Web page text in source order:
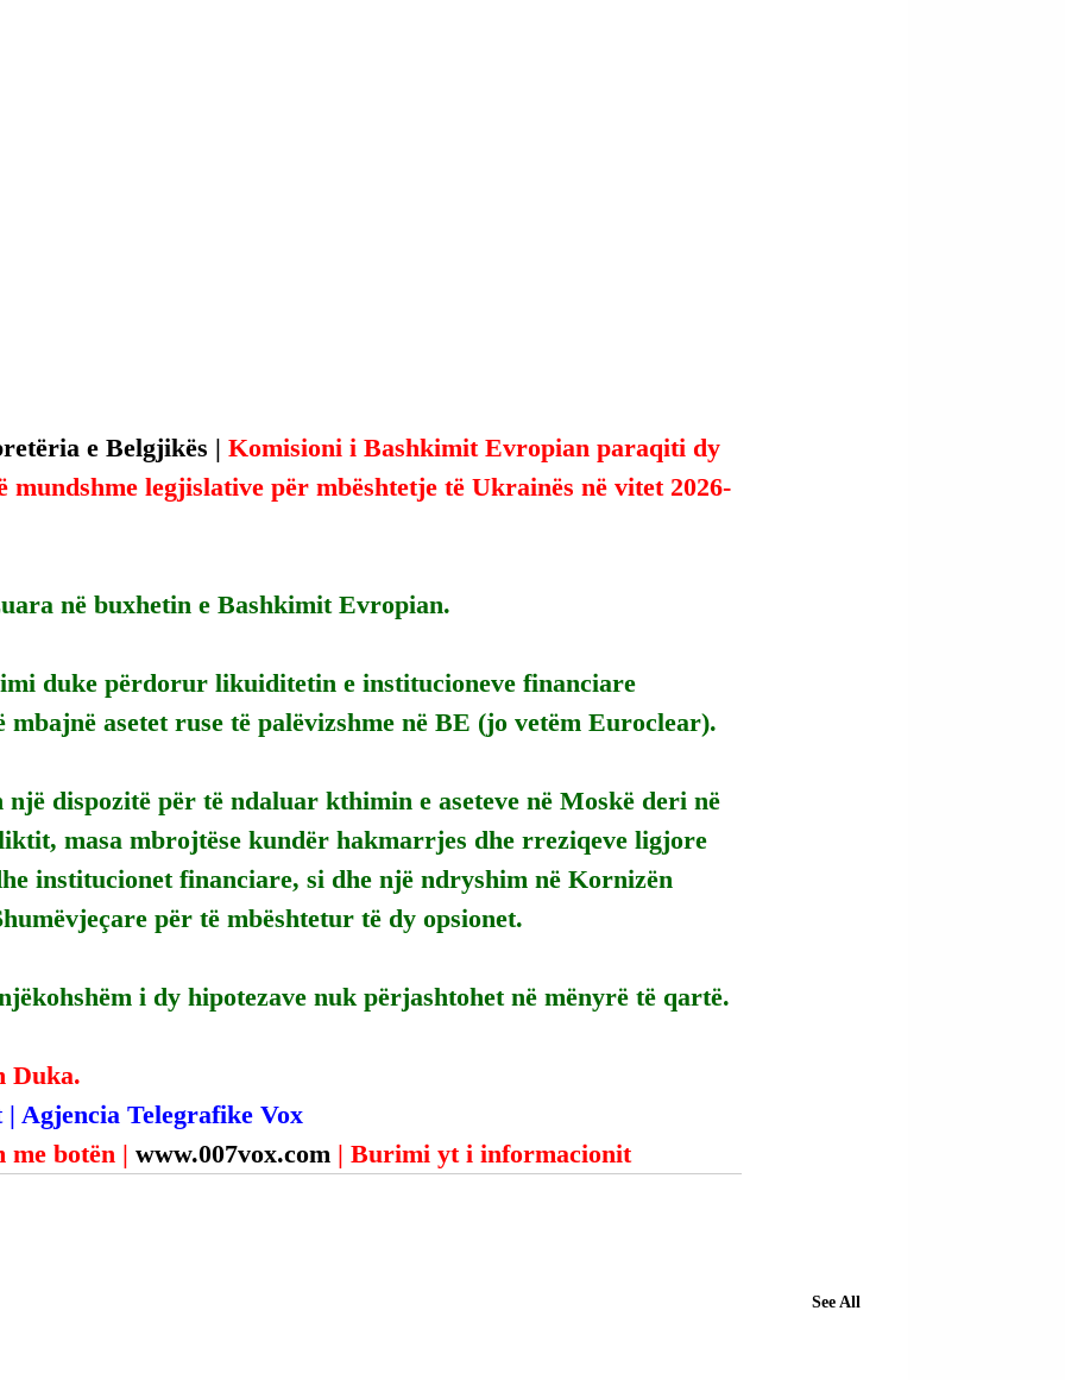
e Belgjikës | Komisioni i Bashkimit Evropian paraqiti dy
mundshme legjislative për mbështetje të Ukrainës në vitet 2026-
në buxhetin e Bashkimit Evropian.
duke përdorur likuiditetin e institucioneve financiare
mbajnë asetet ruse të palëvizshme në BE (jo vetëm Euroclear).
dispozitë për të ndaluar kthimin e aseteve në Moskë deri në
masa mbrojtëse kundër hakmarrjes dhe rreziqeve ligjore
institucionet financiare, si dhe një ndryshim në Kornizën
për të mbështetur të dy opsionet.
i dy hipotezave nuk përjashtohet në mënyrë të qartë.
Duka.
Agjencia Telegrafike Vox
me botën | www.007vox.com | Burimi yt i informacionit
See All